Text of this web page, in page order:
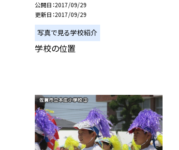
公開日 2017/09/29
更新日 2017/09/29
写真で見る学校紹介
学校の位置